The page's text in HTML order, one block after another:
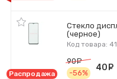
Стекло
(черное)
Код товара:
Распродажа
90
-56%
40